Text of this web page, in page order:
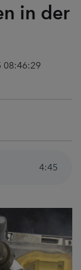
in der
08:46:29
4:45